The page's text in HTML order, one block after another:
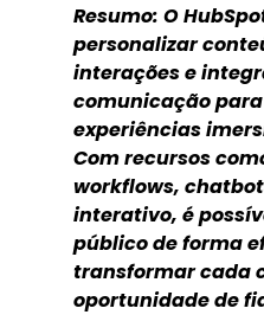
Resumo: O
personalizar
interações e
comunicação
experiências
Com recursos
workflows,
interativo, é
público de forma
transformar cada
oportunidade de